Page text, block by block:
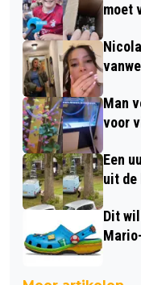
moet
Man
voor
Een
uit de
Dit